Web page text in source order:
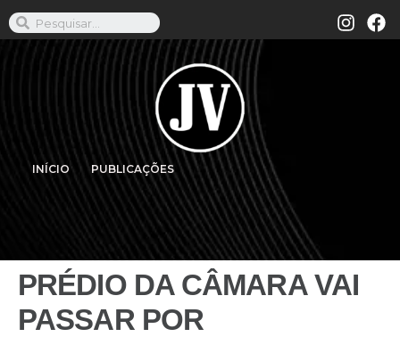
INÍCIO PUBLICAÇÕES
PRÉDIO DA CÂMARA VAI
PASSAR POR